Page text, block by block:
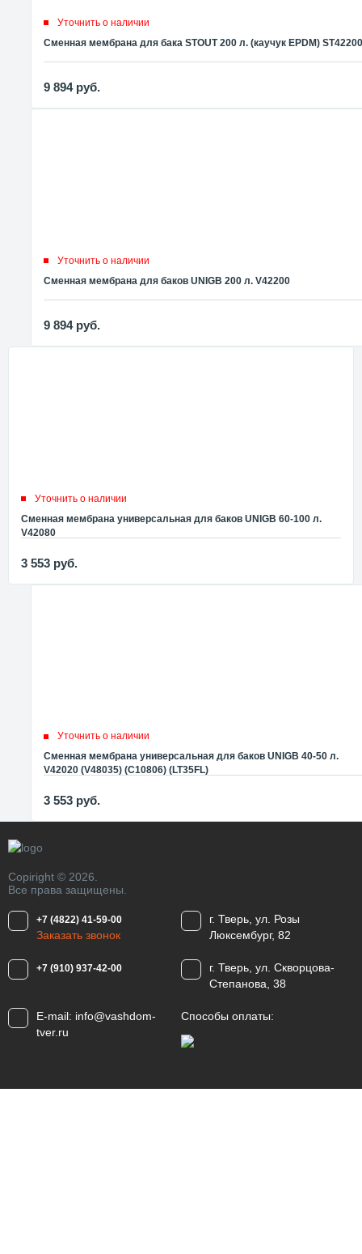
Уточнить о наличии
Сменная мембрана для бака STOUT 200 л. (каучук EPDM) ST42200
9 894 руб.
Уточнить о наличии
Сменная мембрана для баков UNIGB 200 л. V42200
9 894 руб.
Уточнить о наличии
Сменная мембрана универсальная для баков UNIGB 60-100 л.
V42080
3 553 руб.
Уточнить о наличии
Сменная мембрана универсальная для баков UNIGB 40-50 л.
V42020 (V48035) (C10806) (LT35FL)
3 553 руб.
Copiright © 2026.
Все права защищены.
+7 (4822) 41-59-00
Заказать звонок
г. Тверь, ул. Розы
Люксембург, 82
+7 (910) 937-42-00
г. Тверь, ул. Скворцова-
Степанова, 38
E-mail: info@vashdom-
tver.ru
Способы оплаты: